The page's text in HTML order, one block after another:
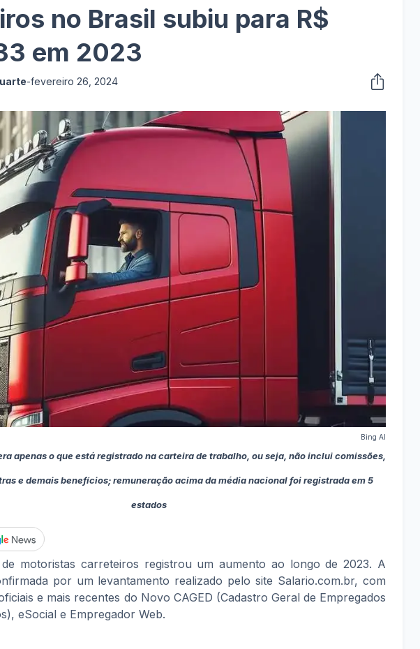
no Brasil subiu para R$
em 2023
-fevereiro 26, 2024
Bing AI
apenas o que está registrado na carteira de trabalho, ou seja, não inclui comissões,
e demais benefícios; remuneração acima da média nacional foi registrada em 5
estados
motoristas carreteiros registrou um aumento ao longo de 2023. A
por um levantamento realizado pelo site Salario.com.br, com
e mais recentes do Novo CAGED (Cadastro Geral de Empregados
eSocial e Empregador Web.